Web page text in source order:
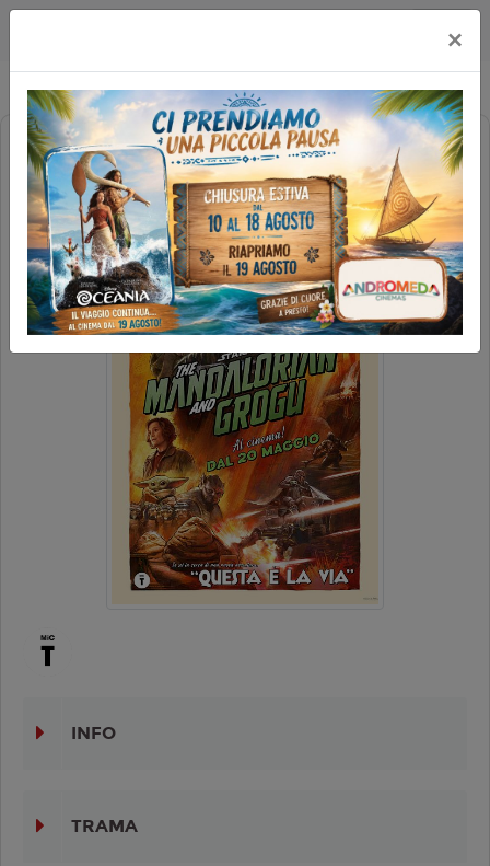
STAR WARS THE MANDALORIAN AND
GROGU (2H12')
INFO
TRAMA
×